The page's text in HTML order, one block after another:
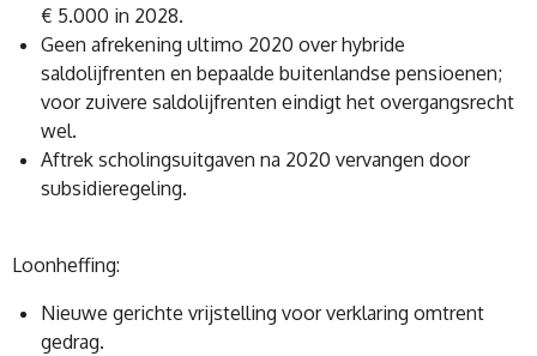
€ 5.000 in 2028.
Geen afrekening ultimo 2020 over hybride
saldolijfrenten en bepaalde buitenlandse pensioenen;
voor zuivere saldolijfrenten eindigt het overgangsrecht
wel.
Aftrek scholingsuitgaven na 2020 vervangen door
subsidieregeling.
Loonheffing:
Nieuwe gerichte vrijstelling voor verklaring omtrent
gedrag.